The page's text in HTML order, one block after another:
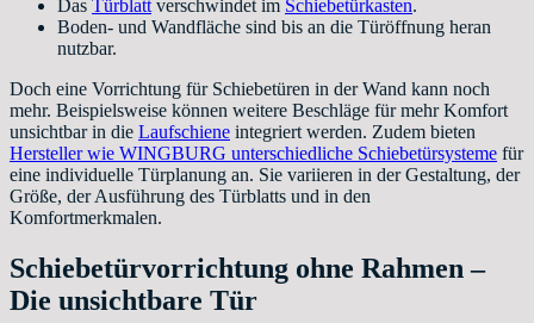
Das Türblatt verschwindet im Schiebetürkasten.
Boden- und Wandfläche sind bis an die Türöffnung heran
nutzbar.
Doch eine Vorrichtung für Schiebetüren in der Wand kann noch
mehr. Beispielsweise können weitere Beschläge für mehr Komfort
unsichtbar in die Laufschiene integriert werden. Zudem bieten
Hersteller wie WINGBURG unterschiedliche Schiebetürsysteme für
eine individuelle Türplanung an. Sie variieren in der Gestaltung, der
Größe, der Ausführung des Türblatts und in den
Komfortmerkmalen.
Schiebetürvorrichtung ohne Rahmen –
Die unsichtbare Tür